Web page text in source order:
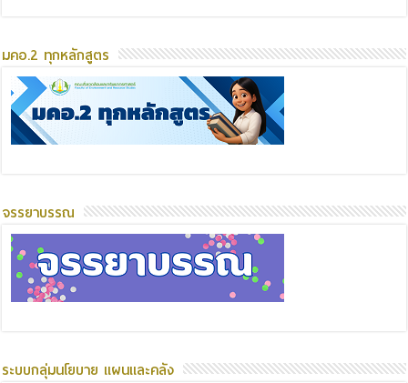
มคอ.2 ทุกหลักสูตร
จรรยาบรรณ
ระบบกลุ่มนโยบาย แผนและคลัง